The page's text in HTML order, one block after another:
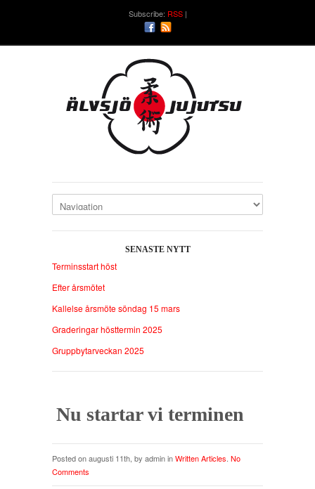
Subscribe: RSS
SENASTE NYTT
Terminsstart höst
Efter årsmötet
Kallelse årsmöte söndag 15 mars
Graderingar hösttermin 2025
Gruppbytarveckan 2025
Nu startar vi terminen
Posted on augusti 11th, by admin inWritten Articles No
Comments